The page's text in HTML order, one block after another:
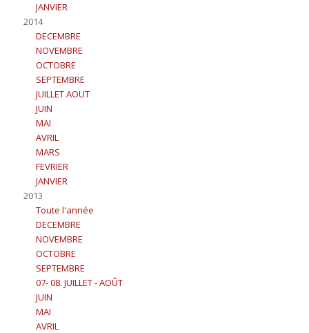
JANVIER
2014
DECEMBRE
NOVEMBRE
OCTOBRE
SEPTEMBRE
JUILLET AOUT
JUIN
MAI
AVRIL
MARS
FEVRIER
JANVIER
2013
Toute l'année
DECEMBRE
NOVEMBRE
OCTOBRE
SEPTEMBRE
07- 08. JUILLET - AOÛT
JUIN
MAI
AVRIL